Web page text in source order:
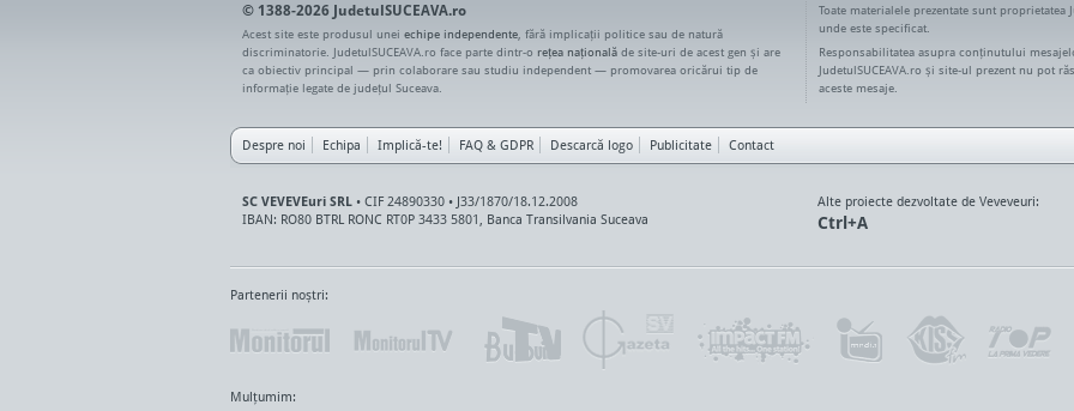
© 1388-2026 JudetulSUCEAVA.ro
Acest site este produsul unei echipe independente , fără implicații politice sau de natură
discriminatorie. JudetulSUCEAVA.ro face parte dintr-o rețea națională de site-uri de acest gen și are
ca obiectiv principal — prin colaborare sau studiu independent — promovarea oricărui tip de
informație legate de județul Suceava.
Toate materialele prezentate sunt proprietatea
unde este specificat.
Responsabilitatea asupra conținutului
JudetulSUCEAVA.ro și site-ul prezent nu pot
aceste mesaje.
Despre noi Echipa Implică-te! FAQ & GDPR Descarcă logo Publicitate Contact
SC VEVEVEuri SRL • CIF 24890330 • J33/1870/18.12.2008
IBAN: RO80 BTRL RONC RT0P 3433 5801, Banca Transilvania Suceava
Alte proiecte dezvoltate de Veveveuri:
Ctrl+A
Partenerii noștri:
Mulțumim: